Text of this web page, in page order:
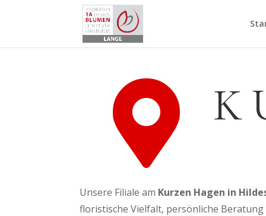

Unsere Filiale am Kurzen Hagen in
floristische Vielfalt, persönliche